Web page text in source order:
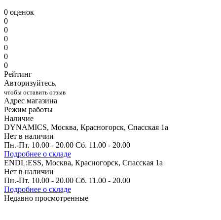
0 оценок
0
0
0
0
0
0
Рейтинг
Авторизуйтесь,
чтобы оставить отзыв
Адрес магазина
Режим работы
Наличие
DYNAMICS, Москва, Красногорск, Спасская 1а
Нет в наличии
Пн.-Пт. 10.00 - 20.00 Сб. 11.00 - 20.00
Подробнее о складе
ENDL:ESS, Москва, Красногорск, Спасская 1а
Нет в наличии
Пн.-Пт. 10.00 - 20.00 Сб. 11.00 - 20.00
Подробнее о складе
Недавно просмотренные